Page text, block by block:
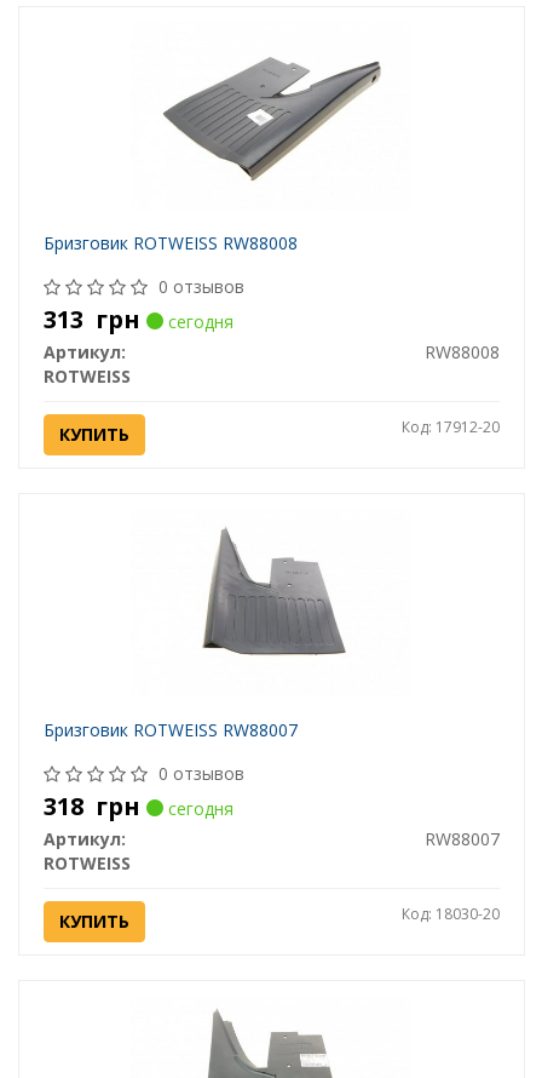
Бризговик ROTWEISS RW88008
0 отзывов
313 грн
сегодня
Артикул:
RW88008
ROTWEISS
КУПИТЬ Код: 17912-20
Бризговик ROTWEISS RW88007
0 отзывов
318 грн
сегодня
Артикул:
RW88007
ROTWEISS
КУПИТЬ Код: 18030-20